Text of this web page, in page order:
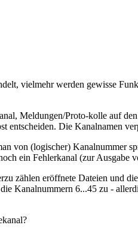
vielmehr werden gewisse
Meldungen/Proto-kolle auf
entscheiden. Die Kanalnamen
von (logischer) Kanalnummer
ein Fehlerkanal (zur Ausgabe
zählen eröffnete Dateien und
Kanalnummern 6...45 zu -